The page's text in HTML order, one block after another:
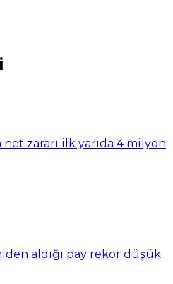
zararı ilk yarıda 4 milyon
aldığı pay rekor düşük